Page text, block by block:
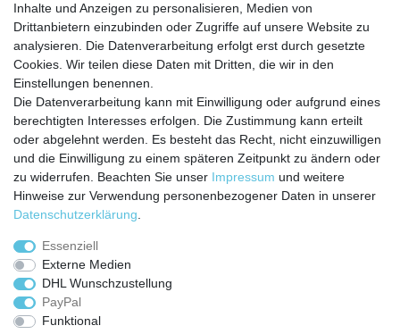
Inhalte und Anzeigen zu personalisieren, Medien von
Drittanbietern einzubinden oder Zugriffe auf unsere Website zu
analysieren. Die Datenverarbeitung erfolgt erst durch gesetzte
Cookies. Wir teilen diese Daten mit Dritten, die wir in den
Einstellungen benennen.
Die Datenverarbeitung kann mit Einwilligung oder aufgrund eines
berechtigten Interesses erfolgen. Die Zustimmung kann erteilt
oder abgelehnt werden. Es besteht das Recht, nicht einzuwilligen
und die Einwilligung zu einem späteren Zeitpunkt zu ändern oder
zu widerrufen. Beachten Sie unser Impressum und weitere
Hinweise zur Verwendung personenbezogener Daten in unserer
Daten­schutz­erklärung
Essenziell
Externe Medien
DHL Wunschzustellung
PayPal
Funktional
Service
Zahlungarten
Versandkosten
Batterierücknahmeverordnung
Kostenloser Newsletter
E-MAIL **
Newsletter
Honig
Daten­schutz­erklärung
Einwilligung kann ich jederzeit widerrufen.**